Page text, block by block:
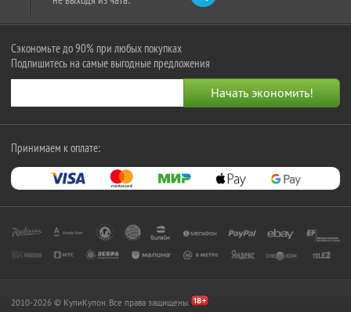
Сэкономьте до 90% при любых покупках
Подпишитесь на самые выгодные предложения
Принимаем к оплате:
2010-2026 © КупиКупон. Все права защищены.